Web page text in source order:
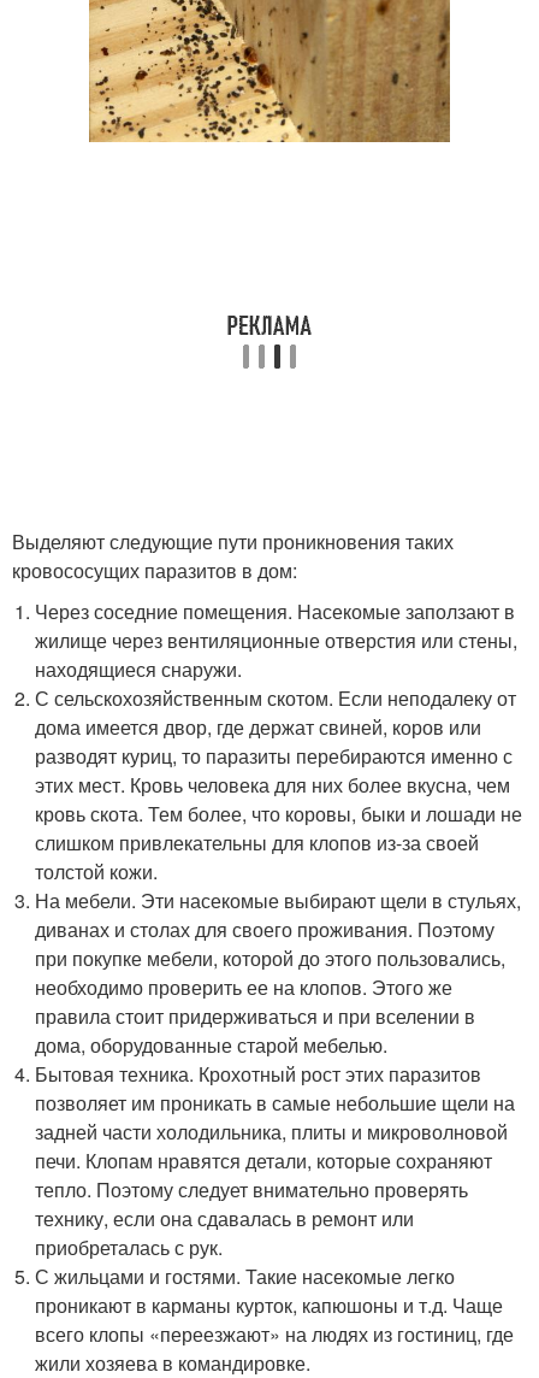
Выделяют следующие пути проникновения таких
кровососущих паразитов в дом:
Через соседние помещения. Насекомые заползают в
жилище через вентиляционные отверстия или стены,
находящиеся снаружи.
С сельскохозяйственным скотом. Если неподалеку от
дома имеется двор, где держат свиней, коров или
разводят куриц, то паразиты перебираются именно с
этих мест. Кровь человека для них более вкусна, чем
кровь скота. Тем более, что коровы, быки и лошади не
слишком привлекательны для клопов из-за своей
толстой кожи.
На мебели. Эти насекомые выбирают щели в стульях,
диванах и столах для своего проживания. Поэтому
при покупке мебели, которой до этого пользовались,
необходимо проверить ее на клопов. Этого же
правила стоит придерживаться и при вселении в
дома, оборудованные старой мебелью.
Бытовая техника. Крохотный рост этих паразитов
позволяет им проникать в самые небольшие щели на
задней части холодильника, плиты и микроволновой
печи. Клопам нравятся детали, которые сохраняют
тепло. Поэтому следует внимательно проверять
технику, если она сдавалась в ремонт или
приобреталась с рук.
С жильцами и гостями. Такие насекомые легко
проникают в карманы курток, капюшоны и т.д. Чаще
всего клопы «переезжают» на людях из гостиниц, где
жили хозяева в командировке.